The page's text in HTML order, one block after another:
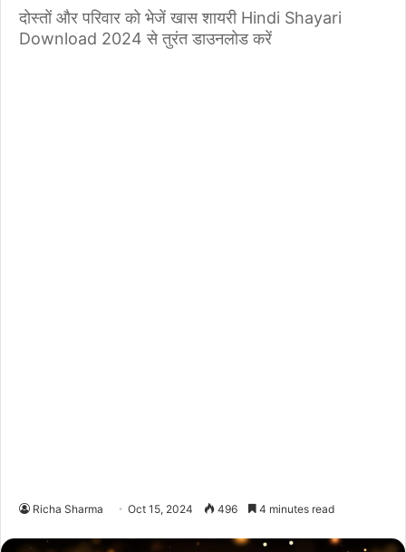
दोस्तों और परिवार को भेजें खास शायरी Hindi Shayari
Download 2024 से तुरंत डाउनलोड करें
Richa Sharma Oct 15, 2024 496 4 minutes read